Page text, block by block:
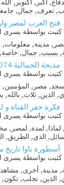
فتح العرب لمصر
كتبت بواسطة يسرى
مذبحة الجمالية 1074 م / 466 هـ
كتبت بواسطة يسرى
فكرة حفر القناة
كتبت بواسطة يسرى
أسطورة ناوا
كتبت بواسطة يسرى